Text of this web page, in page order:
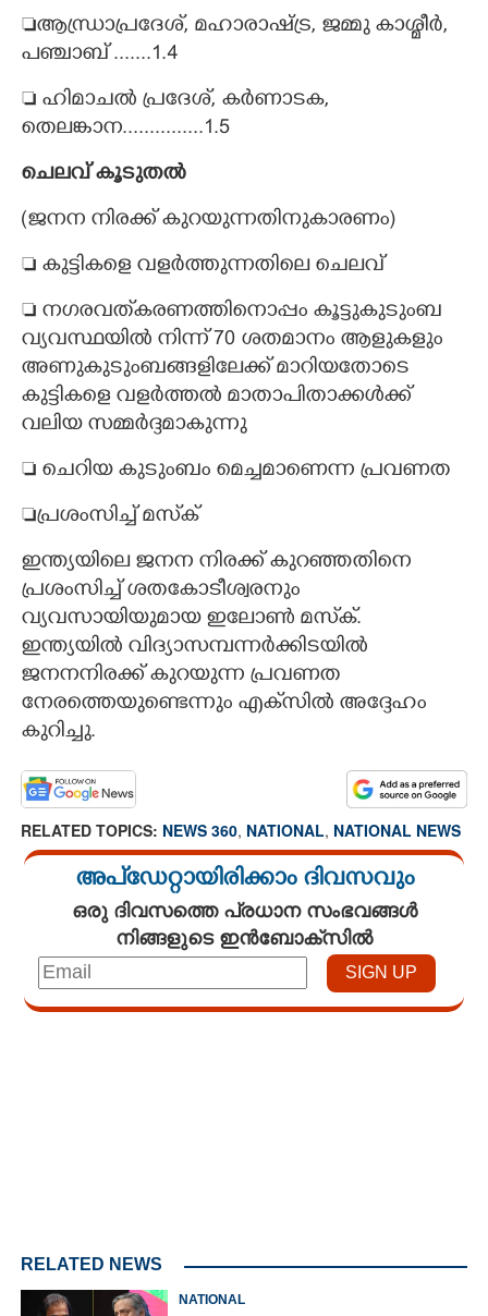
ആന്ധ്രാപ്രദേശ്, മഹാരാഷ്ട്ര, ജമ്മു കാശ്മീർ,
പഞ്ചാബ് .......1.4
 ഹിമാചൽ പ്രദേശ്, കർണാടക,
തെലങ്കാന...............1.5
ചെലവ് കൂടുതൽ
(ജനന നിരക്ക് കുറയുന്നതിനുകാരണം)
 കുട്ടികളെ വളർത്തുന്നതിലെ ചെലവ്
 നഗരവത്‌കരണത്തിനൊപ്പം കൂട്ടുകുടുംബ
വ്യവസ്ഥയിൽ നിന്ന് 70 ശതമാനം ആളുകളും
അണുകുടുംബങ്ങളിലേക്ക് മാറിയതോടെ
കുട്ടികളെ വളർത്തൽ മാതാപിതാക്കൾക്ക്
വലിയ സമ്മർദ്ദമാകുന്നു
 ചെറിയ കുടുംബം മെച്ചമാണെന്ന പ്രവണത
പ്രശംസിച്ച് മസ്‌ക്
ഇന്ത്യയിലെ ജനന നിരക്ക് കുറഞ്ഞതിനെ
പ്രശംസിച്ച് ശതകോടീശ്വരനും
വ്യവസായിയുമായ ഇലോൺ മസ്‌ക്.
ഇന്ത്യയിൽ വിദ്യാസമ്പന്നർക്കിടയിൽ
ജനനനിരക്ക് കുറയുന്ന പ്രവണത
നേരത്തെയുണ്ടെന്നും എക്‌സിൽ അദ്ദേഹം
കുറിച്ചു.
RELATED TOPICS: NEWS 360, NATIONAL, NATIONAL NEWS
അപ്ഡേറ്റായിരിക്കാം ദിവസവും
ഒരു ദിവസത്തെ പ്രധാന സംഭവങ്ങൾ
നിങ്ങളുടെ ഇൻബോക്സിൽ
RELATED NEWS
NATIONAL